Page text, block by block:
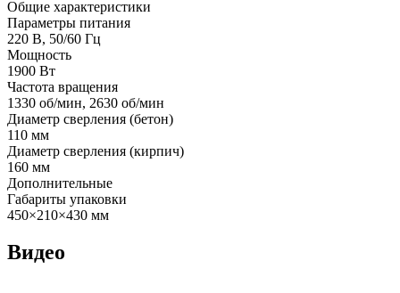
Общие характеристики
Параметры питания
220 В, 50/60 Гц
Мощность
1900 Вт
Частота вращения
1330 об/мин, 2630 об/мин
Диаметр сверления (бетон)
110 мм
Диаметр сверления (кирпич)
160 мм
Дополнительные
Габариты упаковки
450×210×430 мм
Видео